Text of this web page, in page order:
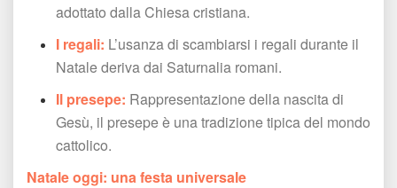
adottato dalla Chiesa cristiana.
I regali: L’usanza di scambiarsi i regali durante il
Natale deriva dai Saturnalia romani.
Il presepe: Rappresentazione della nascita di
Gesù, il presepe è una tradizione tipica del mondo
cattolico.
Natale oggi: una festa universale